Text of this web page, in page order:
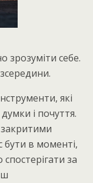
зрозуміти себе.
які
і почуття.
бути в моменті,
за